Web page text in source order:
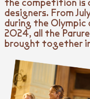
designers. From
during the Olympic
2024, all the
brought together